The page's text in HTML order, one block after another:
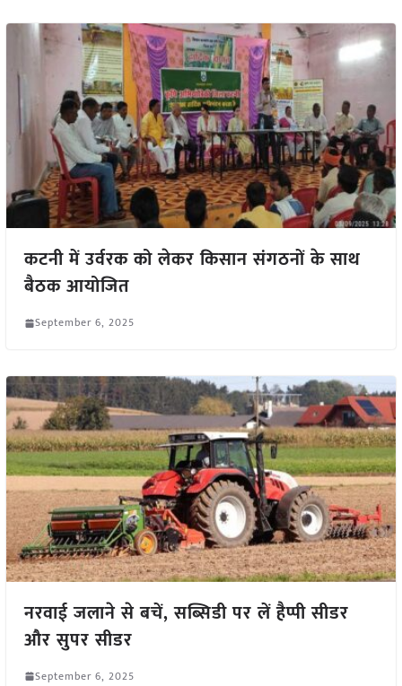
कटनी में उर्वरक को लेकर किसान संगठनों के साथ
बैठक आयोजित
September 6, 2025
नरवाई जलाने से बचें, सब्सिडी पर लें हैप्पी सीडर
और सुपर सीडर
September 6, 2025